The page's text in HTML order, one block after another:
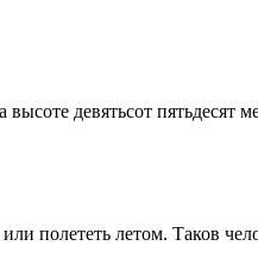
девятьсот
полететь летом. Таков